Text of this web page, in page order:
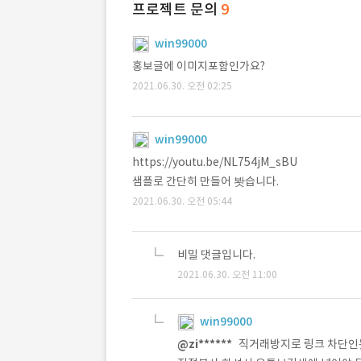
프로젝트 문의 9
win99000
홍보글에 이미지포함인가요?
2021.06.30. 오전 02:25
win99000
https://youtu.be/NL754jM_sBU
샘플로 간단히 만들어 봣습니다.
2021.06.30. 오전 05:44
비밀 댓글입니다.
2021.06.30. 오전 11:00
win99000
@zi****** 직거래방지로 링크 차단